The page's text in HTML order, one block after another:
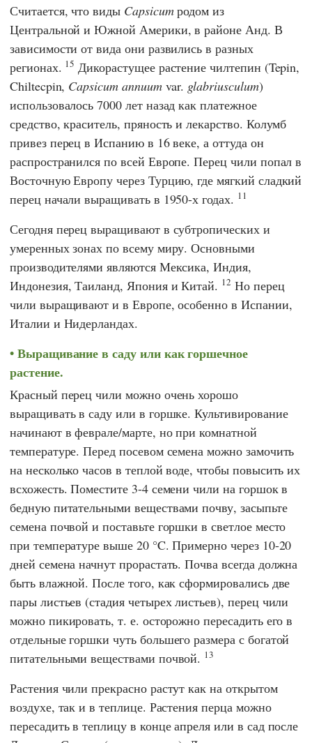
Считается, что виды Capsicumродом из
Центральной и Южной Америки, в районе Анд. В
зависимости от вида они развились в разных
регионах. 15 Дикорастущее растение чилтепин (Tepin,
Chiltecpin, Capsicum annuumvar. glabriusculum)
использовалось 7000 лет назад как платежное
средство, краситель, пряность и лекарство. Колумб
привез перец в Испанию в 16 веке, а оттуда он
распространился по всей Европе. Перец чили попал в
Восточную Европу через Турцию, где мягкий сладкий
перец начали выращивать в 1950-х годах. 11
Сегодня перец выращивают в субтропических и
умеренных зонах по всему миру. Основными
производителями являются Мексика, Индия,
Индонезия, Таиланд, Япония и Китай. 12 Но перец
чили выращивают и в Европе, особенно в Испании,
Италии и Нидерландах.
Выращивание в саду или как горшечное
растение.
Красный перец чили можно очень хорошо
выращивать в саду или в горшке. Культивирование
начинают в феврале/марте, но при комнатной
температуре. Перед посевом семена можно замочить
на несколько часов в теплой воде, чтобы повысить их
всхожесть. Поместите 3-4 семени чили на горшок в
бедную питательными веществами почву, засыпьте
семена почвой и поставьте горшки в светлое место
при температуре выше 20 °C. Примерно через 10-20
дней семена начнут прорастать. Почва всегда должна
быть влажной. После того, как сформировались две
пары листьев (стадия четырех листьев), перец чили
можно пикировать, т. е. осторожно пересадить его в
отдельные горшки чуть большего размера с богатой
питательными веществами почвой. 13
Растения чили прекрасно растут как на открытом
воздухе, так и в теплице. Растения перца можно
пересадить в теплицу в конце апреля или в сад после